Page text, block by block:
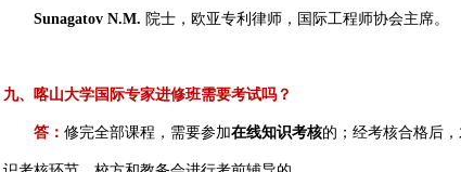
Sunagatov N.M. 院士，欧亚专利律师，国际工程师协会主席。
九、喀山大学国际专家进修班需要考试吗？
答： 修完全部课程，需要参加在线知识考核的；经考核合格后